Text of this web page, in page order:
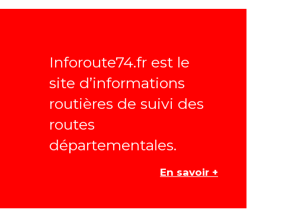
Inforoute74.fr est le
site d’informations
routières de suivi des
routes
départementales.
En savoir +